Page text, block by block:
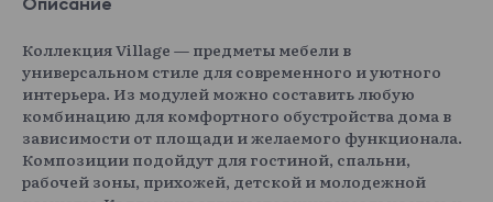
Коллекция Village — предметы мебели в
универсальном стиле для современного и уютного
интерьера. Из модулей можно составить любую
комбинацию для комфортного обустройства дома в
зависимости от площади и желаемого функционала.
Композиции подойдут для гостиной, спальни,
рабочей зоны, прихожей, детской и молодежной